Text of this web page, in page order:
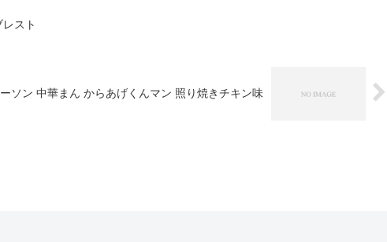
スト
ソン 中華まん からあげくんマン 照り焼きチキン味